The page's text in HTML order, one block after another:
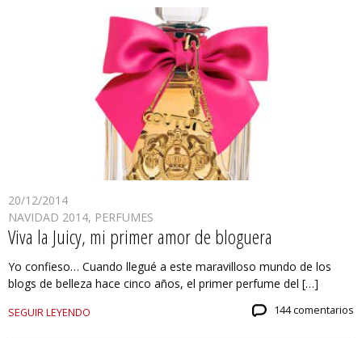
20/12/2014
NAVIDAD 2014, PERFUMES
Viva la Juicy, mi primer amor de bloguera
Yo confieso… Cuando llegué a este maravilloso mundo de los
blogs de belleza hace cinco años, el primer perfume del […]
SEGUIR LEYENDO 144 comentarios